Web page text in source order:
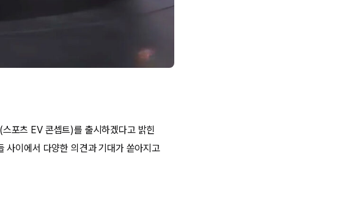
포츠 EV 콘셉트)를 출시하겠다고 밝힌
사이에서 다양한 의견과 기대가 쏟아지고